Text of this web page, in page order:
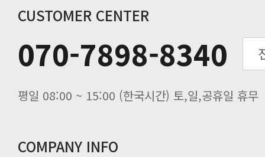
추수감사절 배송안내
추석기간 배송안내
노동절(9월3일) 배송업무 안내
입금 고객님을 찾습니다.
CUSTOMER CENTER
070-7898-8340
평일 08:00 ~ 15:00 (한국시간) 토,일,공휴일 휴무
COMPANY INFO